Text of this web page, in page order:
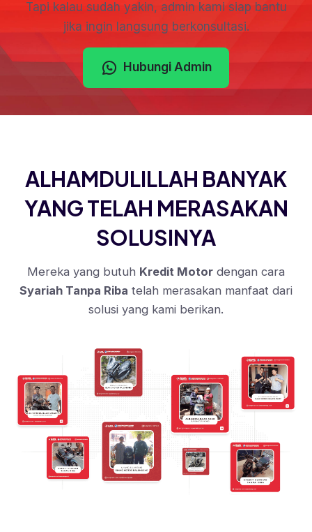
Tapi kalau sudah yakin, admin kami siap bantu
jika ingin langsung berkonsultasi.
Hubungi Admin
ALHAMDULILLAH BANYAK
YANG TELAH MERASAKAN
SOLUSINYA
Mereka yang butuh Kredit Motor dengan cara
Syariah Tanpa Riba telah merasakan manfaat dari
solusi yang kami berikan.